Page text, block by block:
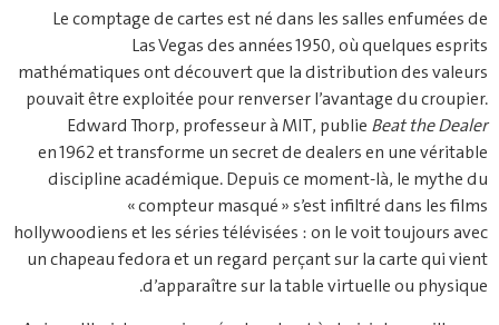
Le comptage de cartes est né dans les salles enfumées de
Las Vegas des années 1950, où quelques esprits
mathématiques ont découvert que la distribution des valeurs
pouvait être exploitée pour renverser l’avantage du croupier.
Edward Thorp, professeur à MIT, publie Beat the Dealer
en 1962 et transforme un secret de dealers en une véritable
discipline académique. Depuis ce moment‑là, le mythe du
« compteur masqué » s’est infiltré dans les films
hollywoodiens et les séries télévisées : on le voit toujours avec
un chapeau fedora et un regard perçant sur la carte qui vient
d’apparaître sur la table virtuelle ou physique.